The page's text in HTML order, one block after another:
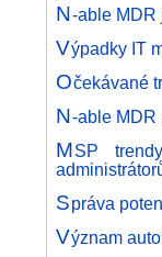
N-able MDR
Výpadky IT
Očekávané
N-able MDR
MSP
Správa
Význam